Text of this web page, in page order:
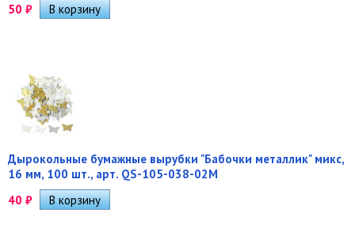
50 ₽
Дырокольные бумажные вырубки "Бабочки металлик" микс,
16 мм, 100 шт., арт. QS-105-038-02M
40 ₽